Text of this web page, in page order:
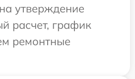
утверждение
расчет, график
ремонтные